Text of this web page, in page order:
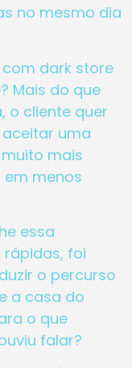
no mesmo dia
dark store
Mais do que
o cliente quer
aceitar uma
mais
menos
essa
foi
o percurso
a casa do
o que
falar?